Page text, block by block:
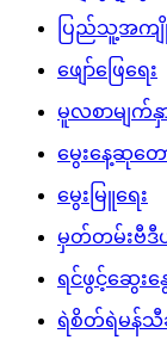
ပြည်သူ့အကျို
ဖျော်ဖြေရေး
မူလစာမျက်နှ
မွေးနေ့ဆုတော
မွေးမြူရေး
မှတ်တမ်းဗီဒီယို
ရင်ဖွင့်ဆွေးနွ
ရဲစိတ်ရဲမန်သီခ